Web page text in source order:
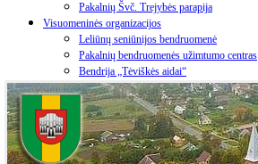
Pakalnių Švč. Trejybės parapija
Visuomeninės organizacijos
Leliūnų seniūnijos bendruomenė
Pakalnių bendruomenės užimtumo centras
Bendrija „Tėviškės aidai“